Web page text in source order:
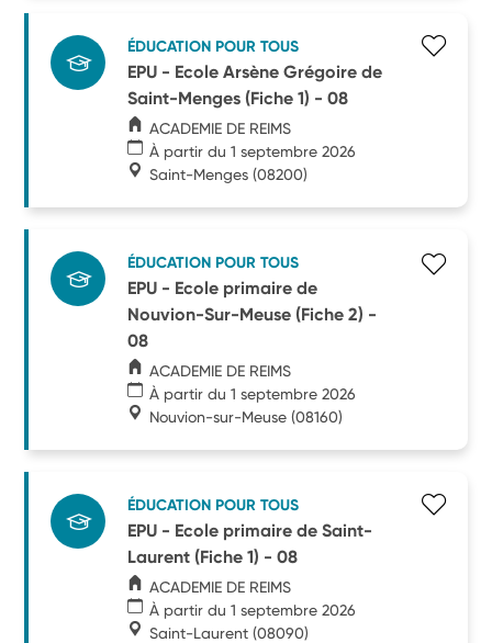
ÉDUCATION POUR TOUS
EPU - Ecole Arsène Grégoire de
Saint-Menges (Fiche 1) - 08
ACADEMIE DE REIMS
À partir du 1 septembre 2026
Saint-Menges (08200)
ÉDUCATION POUR TOUS
EPU - Ecole primaire de
Nouvion-Sur-Meuse (Fiche 2) -
08
ACADEMIE DE REIMS
À partir du 1 septembre 2026
Nouvion-sur-Meuse (08160)
ÉDUCATION POUR TOUS
EPU - Ecole primaire de Saint-
Laurent (Fiche 1) - 08
ACADEMIE DE REIMS
À partir du 1 septembre 2026
Saint-Laurent (08090)